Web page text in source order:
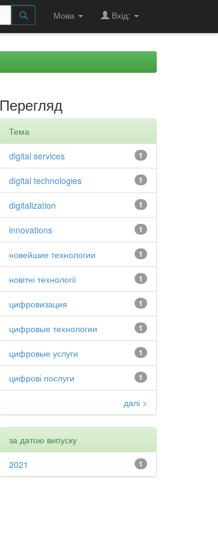
Мова Вхід:
Перегляд
Тема
1
digital services
1
digital technologies
1
digitalization
1
innovations
1
новейшие технологии
1
новітні технології
1
цифровизация
1
цифровые технологии
1
цифровые услуги
1
цифрові послуги
далі >
за датою випуску
1
2021